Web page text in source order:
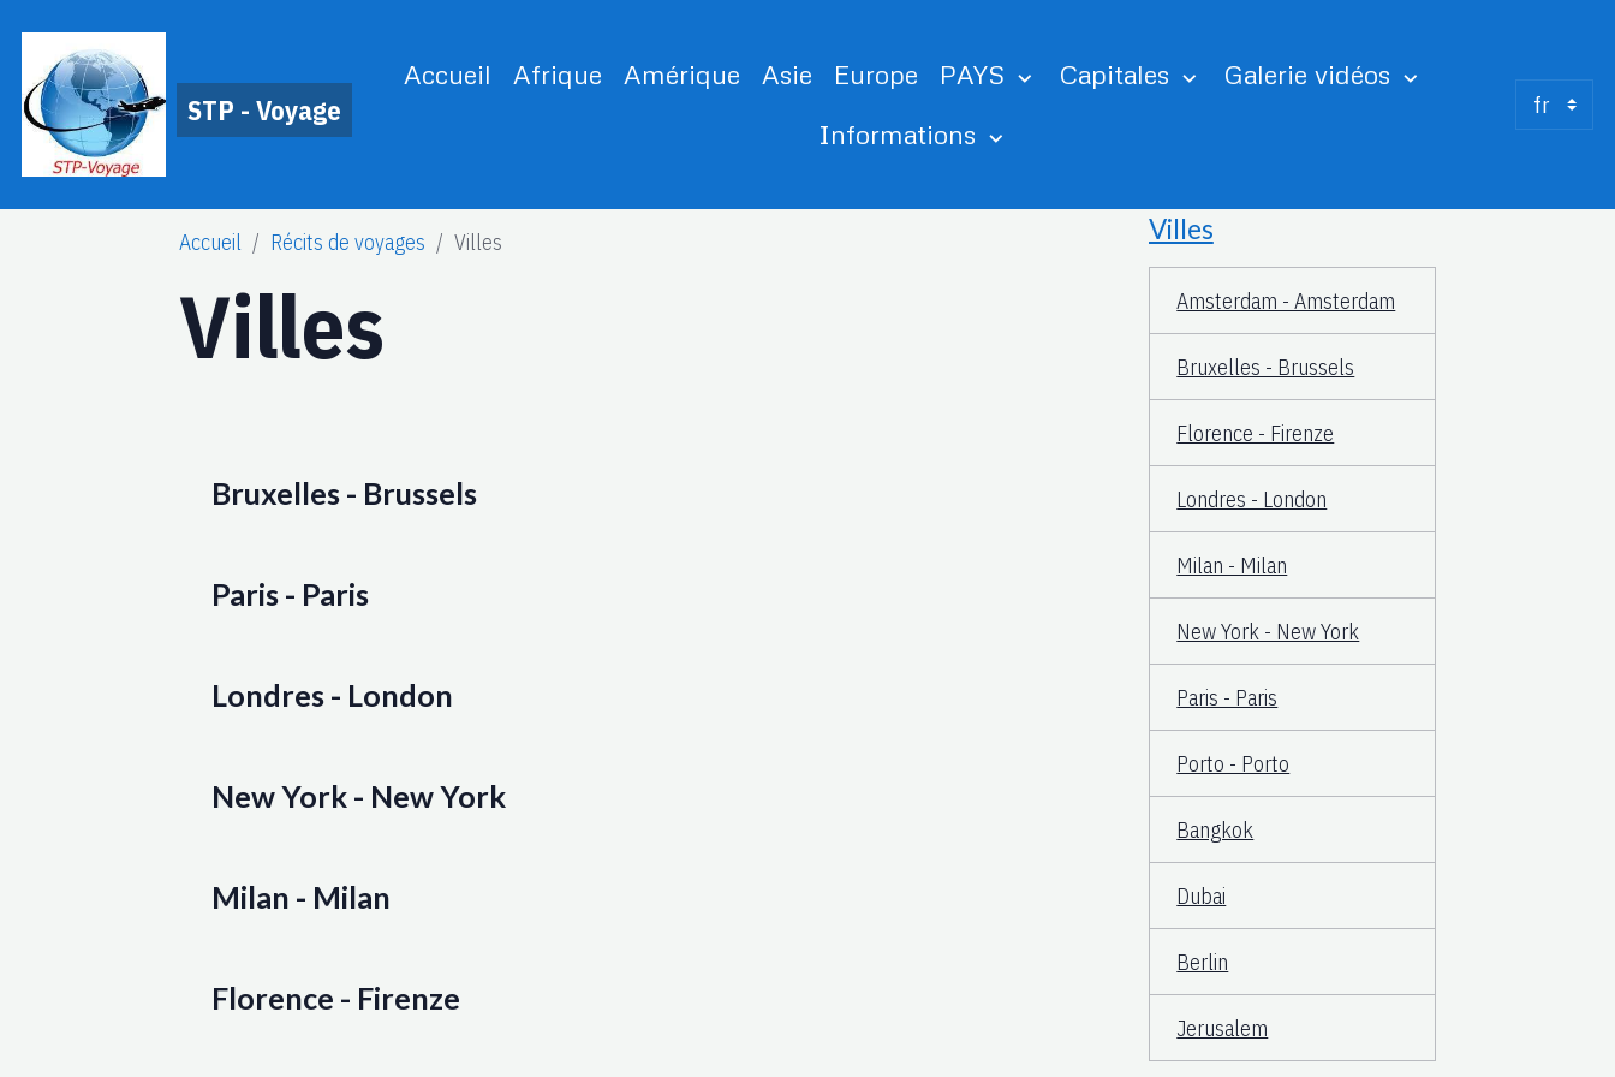
STP - Voyage
Accueil Afrique Amérique Asie Europe PAYS Capitales
Galerie vidéos
Informations
Accueil Récits de voyages Villes
Villes
Bruxelles - Brussels
Paris - Paris
Londres - London
New York - New York
Milan - Milan
Florence - Firenze
Villes
Amsterdam - Amsterdam
Bruxelles - Brussels
Florence - Firenze
Londres - London
Milan - Milan
New York - New York
Paris - Paris
Porto - Porto
Bangkok
Dubai
Berlin
Jerusalem